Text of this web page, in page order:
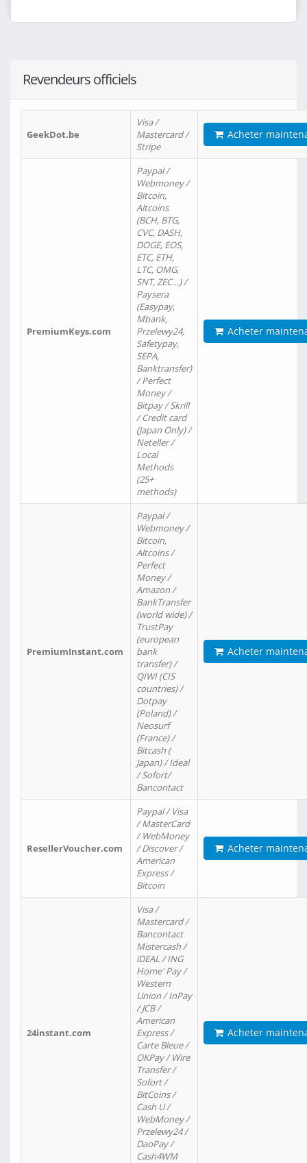
Revendeurs officiels
GeekDot.be
Visa /
Mastercard /
Stripe
Acheter
PremiumKeys.com
Paypal /
Webmoney /
Bitcoin,
Altcoins
(BCH, BTG,
CVC, DASH,
DOGE, EOS,
ETC, ETH,
LTC, OMG,
SNT, ZEC…) /
Paysera
(Easypay,
Mbank,
Przelewy24,
Safetypay,
SEPA,
Banktransfer)
/ Perfect
Money /
Bitpay / Skrill
/ Credit card
(Japan Only) /
Neteller /
Local
Methods
(25+
methods)
Acheter
PremiumInstant.com
Paypal /
Webmoney /
Bitcoin,
Altcoins /
Perfect
Money /
Amazon /
BankTransfer
(world wide) /
TrustPay
(european
bank
transfer) /
QIWI (CIS
countries) /
Dotpay
(Poland) /
Neosurf
(France) /
Bitcash (
Japan) / Ideal
/ Sofort/
Bancontact
Acheter
ResellerVoucher.com
Paypal / Visa
/ MasterCard
/ WebMoney
/ Discover /
American
Express /
Bitcoin
Acheter
24instant.com
Visa /
Mastercard /
Bancontact
Mistercash /
iDEAL / ING
Home' Pay /
Western
Union / InPay
/ JCB /
American
Express /
Carte Bleue /
OKPay / Wire
Transfer /
Sofort /
BitCoins /
Cash U /
WebMoney /
Przelewy24 /
DaoPay /
Cash4WM
Acheter